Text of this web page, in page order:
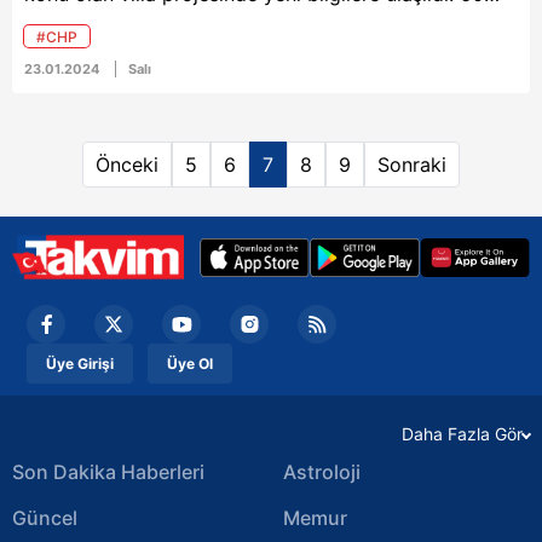
milyon TL ve üzerine satılan villalardaki tehlike uzman
bilirkişiler tarafından ortaya konuldu. Büyükçekmece
Cumhuriyet Başsavcılığı, bilirkişi raporuyla birlikte
talep etti.
#CHP
23.01.2024 Salı
Önceki 5 6 7 8 9 Sonraki
Üye Girişi Üye Ol
Daha Fazla Gör
Son Dakika Haberleri
Güncel
Astroloji
Memur